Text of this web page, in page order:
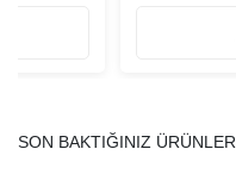
SON BAKTIĞINIZ ÜRÜNLER